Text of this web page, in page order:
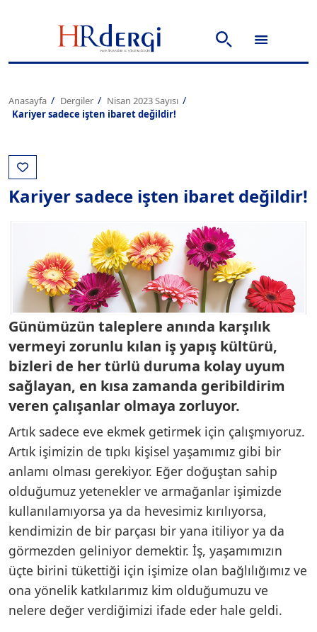
Anasayfa Dergiler
Nisan 2023 Sayısı
Kariyer sadece işten ibaret değildir!
Kariyer sadece işten ibaret değildir!
Günümüzün taleplere anında karşılık
vermeyi zorunlu kılan iş yapış kültürü,
bizleri de her türlü duruma kolay uyum
sağlayan, en kısa zamanda geribildirim
veren çalışanlar olmaya zorluyor.
Artık sadece eve ekmek getirmek için çalışmıyoruz.
Artık işimizin de tıpkı kişisel yaşamımız gibi bir
anlamı olması gerekiyor. Eğer doğuştan sahip
olduğumuz yetenekler ve armağanlar işimizde
kullanılamıyorsa ya da hevesimiz kırılıyorsa,
kendimizin de bir parçası bir yana itiliyor ya da
görmezden geliniyor demektir. İş, yaşamımızın
üçte birini tükettiği için işimize olan bağlılığımız ve
ona yönelik katkılarımız kim olduğumuzu ve
nelere değer verdiğimizi ifade eder hale geldi.